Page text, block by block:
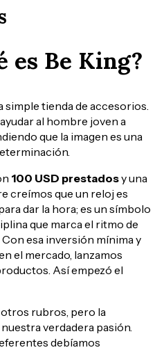
es Be King?
simple tienda de accesorios.
al hombre joven a
que la imagen es una
100 USD prestadosy una
creímos que un reloj es
dar la hora; es un símbolo
que marca el ritmo de
esa inversión mínima y
el mercado, lanzamos
Así empezó el
rubros, pero la
verdadera pasión.
debíamos